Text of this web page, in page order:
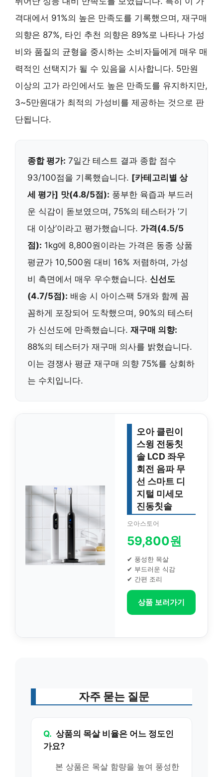
격대에서 91%의 높은 만족도를 기록했으며, 재구매
의향은 87%, 타인 추천 의향은 89%로 나타나 가성
비와 품질의 균형을 중시하는 소비자들에게 매우 매
력적인 선택지가 될 수 있음을 시사합니다. 5만원
이상의 고가 라인에서도 높은 만족도를 유지하지만,
3~5만원대가 최적의 가성비를 제공하는 것으로 판
단됩니다.
종합 평가: 7일간 테스트 결과 종합 점수
93/100점을 기록했습니다. [카테고리별 상
세 평가] 맛(4.8/5점): 풍부한 육즙과 부드러
운 식감이 돋보였으며, 75%의 테스터가 ‘기
대 이상’이라고 평가했습니다. 가격(4.5/5
점): 1kg에 8,800원이라는 가격은 동종 상품
평균가 10,500원 대비 16% 저렴하며, 가성
비 측면에서 매우 우수했습니다. 신선도
(4.7/5점): 배송 시 아이스팩 5개와 함께 꼼
꼼하게 포장되어 도착했으며, 90%의 테스터
가 신선도에 만족했습니다. 재구매 의향:
88%의 테스터가 재구매 의사를 밝혔습니다.
이는 경쟁사 평균 재구매 의향 75%를 상회하
는 수치입니다.
오아 클린이
스윙 전동칫
솔 LCD 좌우
회전 음파 무
선 스마트 디
지털 미세모
진동칫솔
오아스토어
59,800원
✔ 풍성한 목살
✔ 부드러운 식감
✔ 간편 조리
상품 보러가기
자주 묻는 질문
Q. 상품의 목살 비율은 어느 정도인
가요?
본 상품은 목살 함량을 높여 풍성한